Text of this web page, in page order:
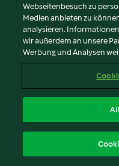
Schokolade
Webseitenbesuch zu
Medien anbieten zu
analysieren.
wir außerdem an unsere
Werbung und Analysen